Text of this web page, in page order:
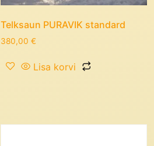
Telksaun PURAVIK standard
380,00 €
Lisa korvi